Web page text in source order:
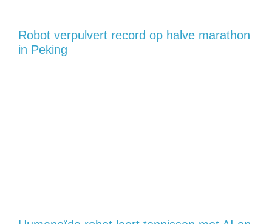
Robot verpulvert record op halve marathon
in Peking